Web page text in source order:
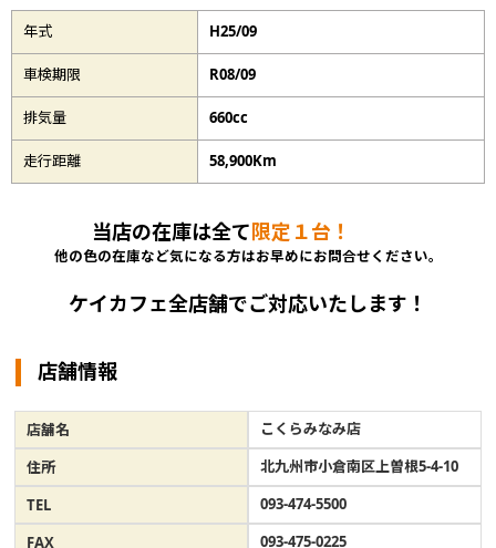
年式 H25/09
車検期限 R08/09
排気量 660cc
走行距離 58,900Km
当店の在庫は全て限定１台！
他の色の在庫など気になる方はお早めにお問合せください。
ケイカフェ全店舗でご対応いたします！
店舗情報
店舗名
こくらみなみ店
住所
北九州市小倉南区上曽根5-4-10
TEL
093-474-5500
FAX
093-475-0225